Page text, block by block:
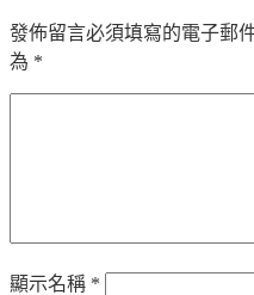
發佈留言必須填寫的電子郵
為 *
顯示名稱 *